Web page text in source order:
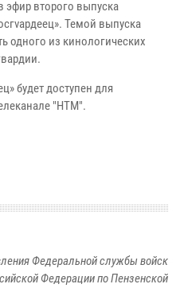
эфир второго выпуска
Темой выпуска
одного из кинологических
будет доступен для
"НТМ".
Федеральной службы войск
Федерации по Пензенской